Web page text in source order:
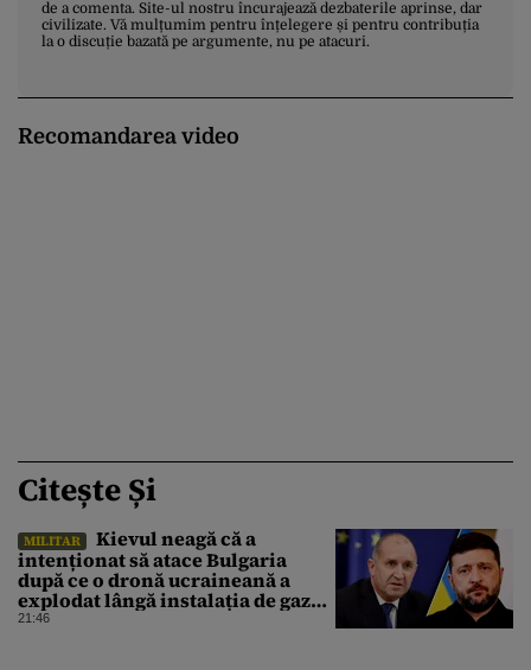
de a comenta. Site-ul nostru încurajează dezbaterile aprinse, dar
civilizate. Vă mulțumim pentru înțelegere și pentru contribuția
la o discuție bazată pe argumente, nu pe atacuri.
Recomandarea video
Citește Și
MILITAR
Kievul neagă că a
intenționat să atace Bulgaria
după ce o dronă ucraineană a
explodat lângă instalația de gaz
de la granița României
21:46